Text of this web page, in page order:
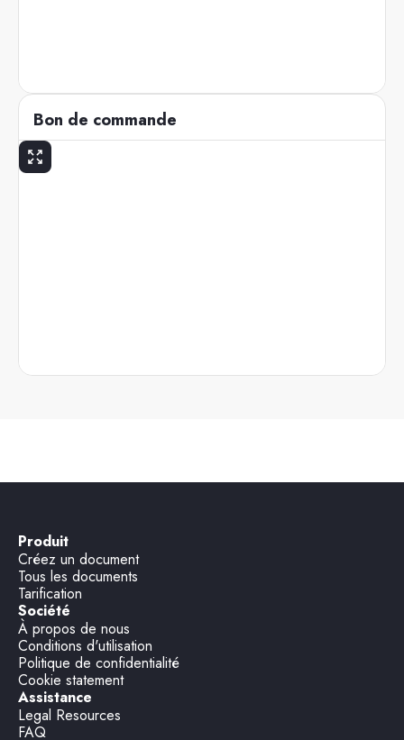
Bon de commande
Produit
Créez un document
Tous les documents
Tarification
Société
À propos de nous
Conditions d'utilisation
Politique de confidentialité
Cookie statement
Assistance
Legal Resources
FAQ